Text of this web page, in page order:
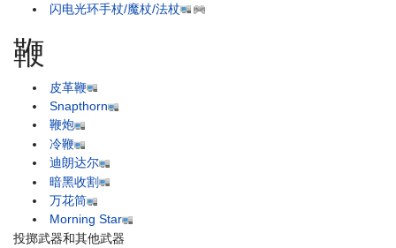
闪电光环手杖/魔杖/法杖
鞭
皮革鞭
Snapthorn
鞭炮
冷鞭
迪朗达尔
暗黑收割
万花筒
Morning Star
投掷武器和其他武器